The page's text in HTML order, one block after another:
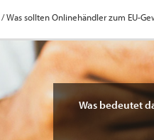
/ Was sollten Onlinehändler zum EU-
Was bedeutet